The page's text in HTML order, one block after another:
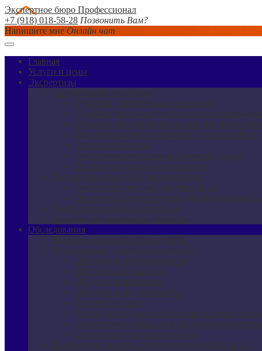
Экспертное бюро Профессионал
+7 (918) 018-58-28 Позвонить Вам?
Напишите мне Онлайн чат
Главная
Услуги и цены
Экспертизы
Строительная экспертиза
Судебная строительная экспертиза
Судебная оценочная экспертиза
Независимая экспертиза квартиры после
Экспертиза качества ремонта в новостройках
Экспертиза бетона
Экспертиза несущих конструкций зданий
Экспертиза дорожного покрытия
Экспертиза проектной документации
Экспертиза сметной документации
Экспертиза реконструкции объектов
Землеустроительная экспертиза
Рецензия на заключение эксперта
Обследования
Приемка квартиры в новостройке
Обследование зданий и сооружений
Обследование фундаментов
Обследование фасадов
Обследование кровли
Обследование перекрытий
Экспертиза окон
Инструментальное обследование зданий и
Экспертиза промышленной безопасности
Экспертиза здания котельной
Поверочные расчёты строительных конструкций